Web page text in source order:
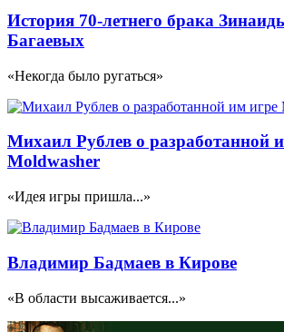
История 70-летнего брака
Багаевых
«Некогда было ругаться»
Михаил Рублев о разработанной
Moldwasher
«Идея игры пришла...»
Владимир Бадмаев в Кирове
«В области высаживается...»